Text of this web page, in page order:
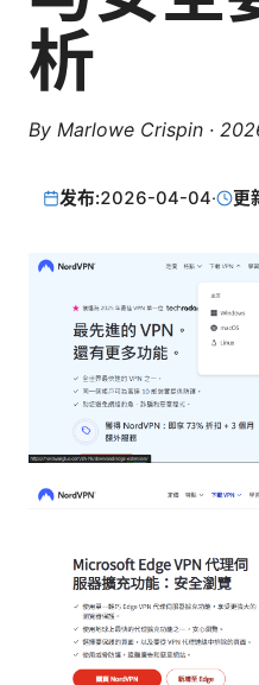
析
By Marlowe Crispin ·
发布:2026-04-04· 更